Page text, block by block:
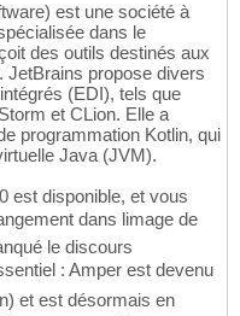
est une société à
dans le
des outils destinés aux
JetBrains propose divers
(EDI), tels que
et CLion. Elle a
programmation Kotlin, qui
Java (JVM).
est disponible, et vous
dans limage de
le discours
: Amper est devenu
et est désormais en